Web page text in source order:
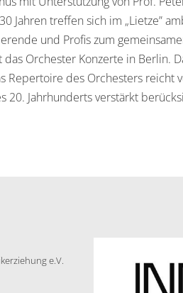
30 Jahren treffen sich im „Lietze”
und Profiszum
das Orchester Konzerte in Berlin.
Repertoire des Orchesters reicht
20. Jahrhundertsverstärkt
e.V.